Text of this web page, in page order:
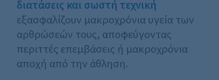
διατάσεις και σωστή τεχνική
εξασφαλίζουν μακροχρόνια υγεία των
αρθρώσεών τους, αποφεύγοντας
περιττές επεμβάσεις ή μακροχρόνια
αποχή από την άθληση.